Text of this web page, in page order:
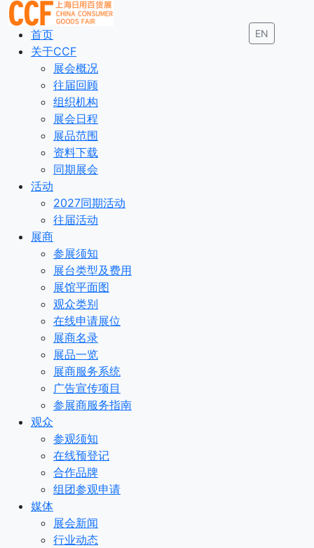
EN
首页
关于CCF
展会概况
往届回顾
组织机构
展会日程
展品范围
资料下载
同期展会
活动
2027同期活动
往届活动
展商
参展须知
展台类型及费用
展馆平面图
观众类别
在线申请展位
展商名录
展品一览
展商服务系统
广告宣传项目
参展商服务指南
观众
参观须知
在线预登记
合作品牌
组团参观申请
媒体
展会新闻
行业动态